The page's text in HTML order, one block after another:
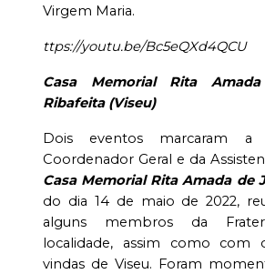
Virgem Maria.
ttps://youtu.be/Bc5eQXd4QCU
Casa Memorial Rita
Ribafeita (Viseu)
Dois eventos marcaram a
Coordenador Geral e da
Casa Memorial Rita Amada de
do dia 14 de maio de 2022,
alguns membros da
localidade, assim como com
vindas de Viseu. Foram